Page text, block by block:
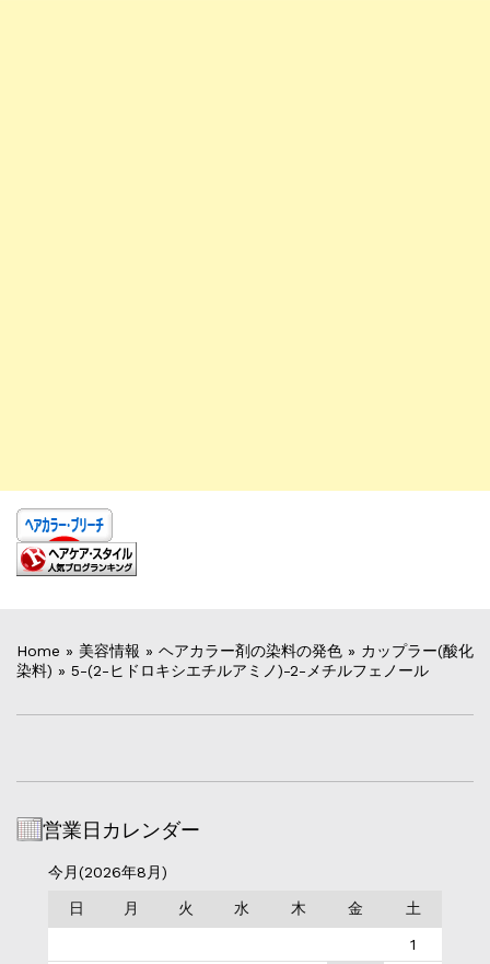
Home » 美容情報 » ヘアカラー剤の染料の発色 » カップラー(酸化
染料) » 5-(2-ヒドロキシエチルアミノ)-2-メチルフェノール
営業日カレンダー
今月(2026年8月)
日 月 火 水 木 金 土
1